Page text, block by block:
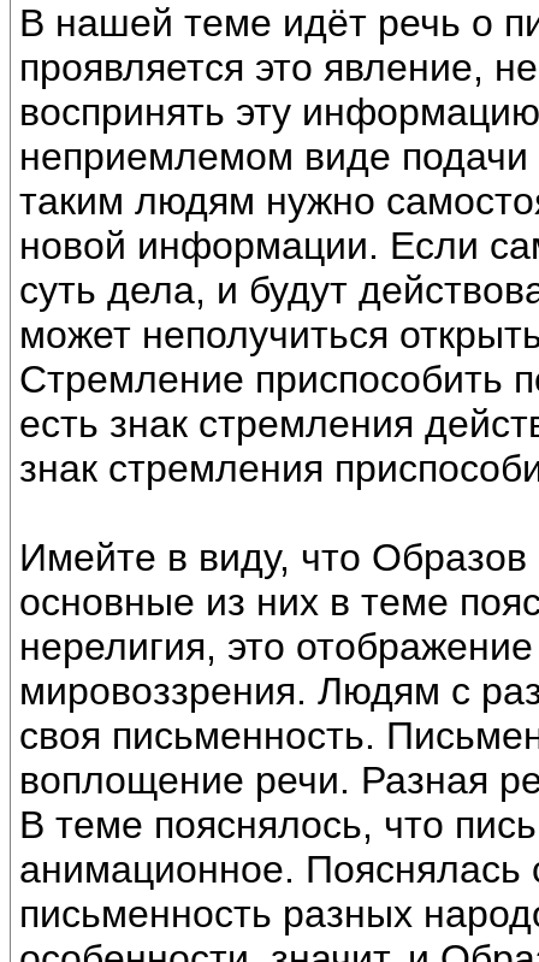
В нашей теме идёт речь о
проявляется это явление,
воспринять эту
неприемлемом виде
таким людям нужно
новой информации. Если
суть дела, и будут
может неполучиться
Стремление приспособить
есть знак стремления
знак стремления
Имейте в виду, что
основные из них в теме
нерелигия, это
мировоззрения. Людям с
своя письменность.
воплощение речи. Разная
В теме пояснялось, что
анимационное. Пояснялась
письменность разных